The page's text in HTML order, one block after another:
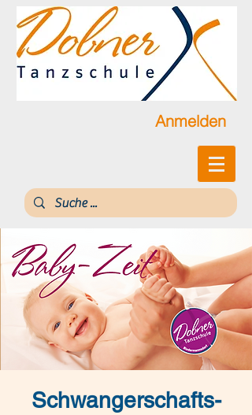
Anmelden
Schwangerschafts-